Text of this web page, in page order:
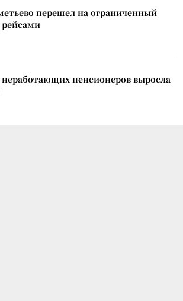
перешел на ограниченный
пенсионеров выросла